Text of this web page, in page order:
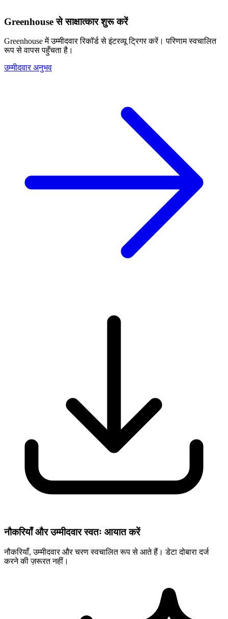
Greenhouse से साक्षात्कार शुरू करें
Greenhouse में उम्मीदवार रिकॉर्ड से इंटरव्यू ट्रिगर करें। परिणाम स्वचालित
रूप से वापस पहुँचता है।
उम्मीदवार अनुभव
नौकरियाँ और उम्मीदवार स्वतः आयात करें
नौकरियाँ, उम्मीदवार और चरण स्वचालित रूप से आते हैं। डेटा दोबारा दर्ज
करने की ज़रूरत नहीं।